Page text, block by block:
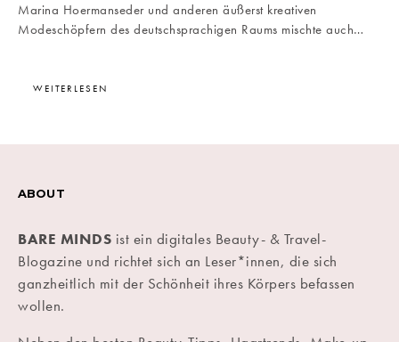
Marina Hoermanseder und anderen äußerst kreativen
Modeschöpfern des deutschsprachigen Raums mischte auch…
WEITERLESEN
ABOUT
BARE MINDS ist ein digitales Beauty- & Travel-
Blogazine und richtet sich an Leser*innen, die sich
ganzheitlich mit der Schönheit ihres Körpers befassen
wollen.